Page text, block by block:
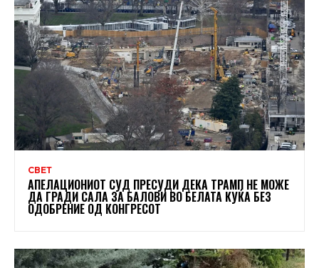
СВЕТ
АПЕЛАЦИОНИОТ СУД ПРЕСУДИ ДЕКА ТРАМП НЕ МОЖЕ
ДА ГРАДИ САЛА ЗА БАЛОВИ ВО БЕЛАТА КУЌА БЕЗ
ОДОБРЕНИЕ ОД КОНГРЕСОТ